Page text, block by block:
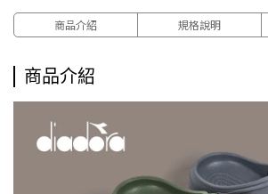
商品介紹 規格說明
商品介紹